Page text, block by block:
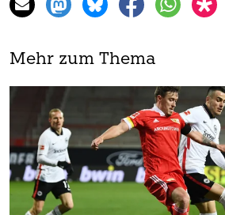
Mehr zum Thema